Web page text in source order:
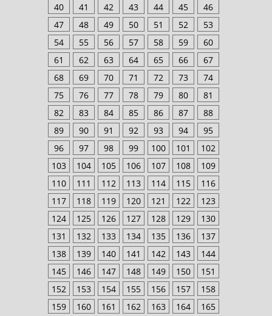
40
41 42 43 44 45
46
47
48 49 50 51 52
53
54
55 56 57 58 59
60
61
62 63 64 65 66
67
68
69 70 71 72 73
74
75
76 77 78 79 80
81
82
83 84 85 86 87
88
89
90 91 92 93 94
95
96
97 98 99 100 101
102
103
104 105 106 107 108
109
110
111 112 113 114 115
116
117
118 119 120 121 122
123
124
125 126 127 128 129
130
131
132 133 134 135 136
137
138
139 140 141 142 143
144
145
146 147 148 149 150
151
152
153 154 155 156 157
158
159
160 161 162 163 164
165